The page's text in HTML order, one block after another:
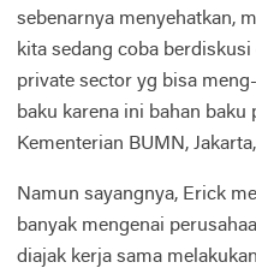
sebenarnya menyehatkan,
kita sedang coba
private sector yg bisa
baku karena ini bahan
Kementerian BUMN,
Namun sayangnya, Erick
banyak mengenai
diajak kerja sama